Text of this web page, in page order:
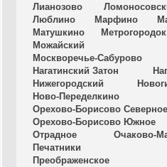
Лианозово
Люблино
Марфино
Матушкино
Метрогородок
Можайский
Москворечье-Сабурово
Нагатинский Затон
Нижегородский
Ново-Переделкино
Орехово-Борисово Северное
Орехово-Борисово Южное
Отрадное
Очаково-
Печатники
Преображенское